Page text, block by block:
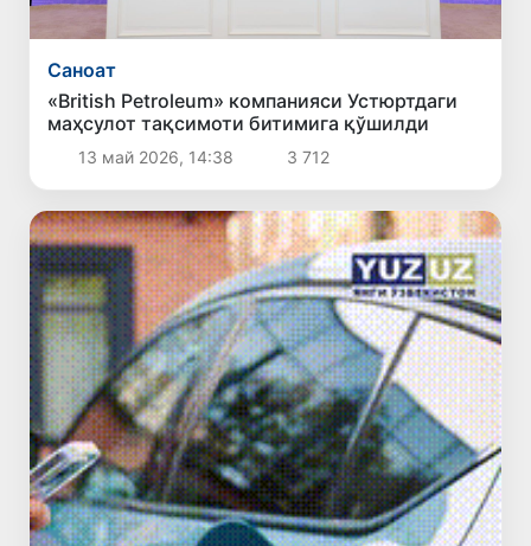
Саноат
«British Petroleum» компанияси Устюртдаги
маҳсулот тақсимоти битимига қўшилди
13 май 2026, 14:38 3 712